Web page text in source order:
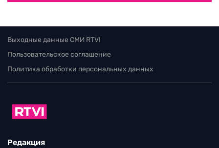
Выходные данные СМИ RTVI
Пользовательское соглашение
Политика обработки персональных данных
Редакция